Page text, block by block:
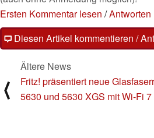
Ersten Kommentar lesen /Antworten
Diesen Artikel kommentieren /
⟨
Ältere News
Fritz! präsentiert neue
5630 und 5630 XGS mit Wi-Fi 7